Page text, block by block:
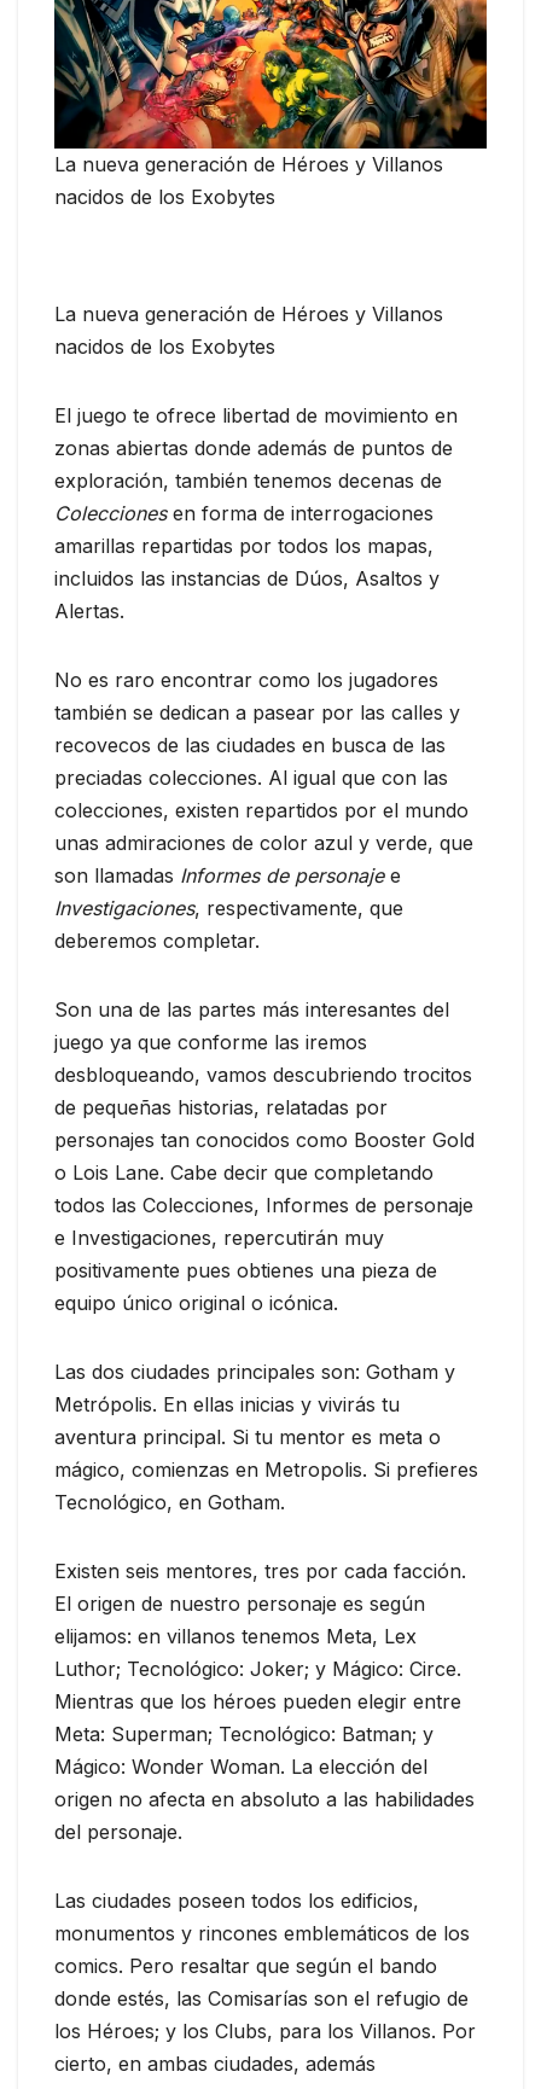
La nueva generación de Héroes y Villanos
nacidos de los Exobytes
La nueva generación de Héroes y Villanos
nacidos de los Exobytes
El juego te ofrece libertad de movimiento en
zonas abiertas donde además de puntos de
exploración, también tenemos decenas de
Coleccionesen forma de interrogaciones
amarillas repartidas por todos los mapas,
incluidos las instancias de Dúos, Asaltos y
Alertas.
No es raro encontrar como los jugadores
también se dedican a pasear por las calles y
recovecos de las ciudades en busca de las
preciadas colecciones. Al igual que con las
colecciones, existen repartidos por el mundo
unas admiraciones de color azul y verde, que
son llamadas Informes de personajee
Investigaciones, respectivamente, que
deberemos completar.
Son una de las partes más interesantes del
juego ya que conforme las iremos
desbloqueando, vamos descubriendo trocitos
de pequeñas historias, relatadas por
personajes tan conocidos como Booster Gold
o Lois Lane. Cabe decir que completando
todos las Colecciones, Informes de personaje
e Investigaciones, repercutirán muy
positivamente pues obtienes una pieza de
equipo único original o icónica.
Las dos ciudades principales son: Gotham y
Metrópolis. En ellas inicias y vivirás tu
aventura principal. Si tu mentor es meta o
mágico, comienzas en Metropolis. Si prefieres
Tecnológico, en Gotham.
Existen seis mentores, tres por cada facción.
El origen de nuestro personaje es según
elijamos: en villanos tenemos Meta, Lex
Luthor; Tecnológico: Joker; y Mágico: Circe.
Mientras que los héroes pueden elegir entre
Meta: Superman; Tecnológico: Batman; y
Mágico: Wonder Woman. La elección del
origen no afecta en absoluto a las habilidades
del personaje.
Las ciudades poseen todos los edificios,
monumentos y rincones emblemáticos de los
comics. Pero resaltar que según el bando
donde estés, las Comisarías son el refugio de
los Héroes; y los Clubs, para los Villanos. Por
cierto, en ambas ciudades, además